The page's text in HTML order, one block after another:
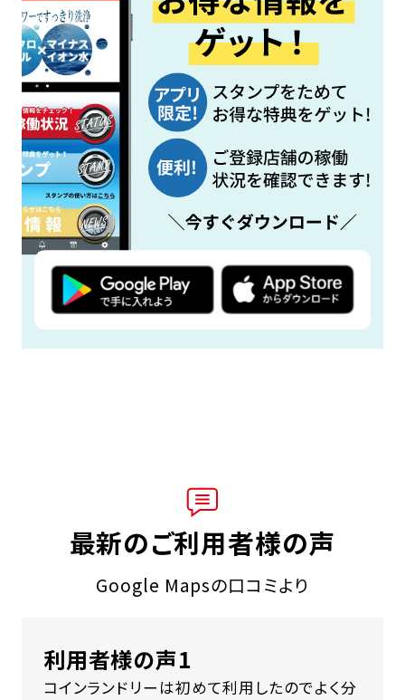
最新のご利用者様の声
Google Mapsの口コミより
利用者様の声1
コインランドリーは初めて利用したのでよく分